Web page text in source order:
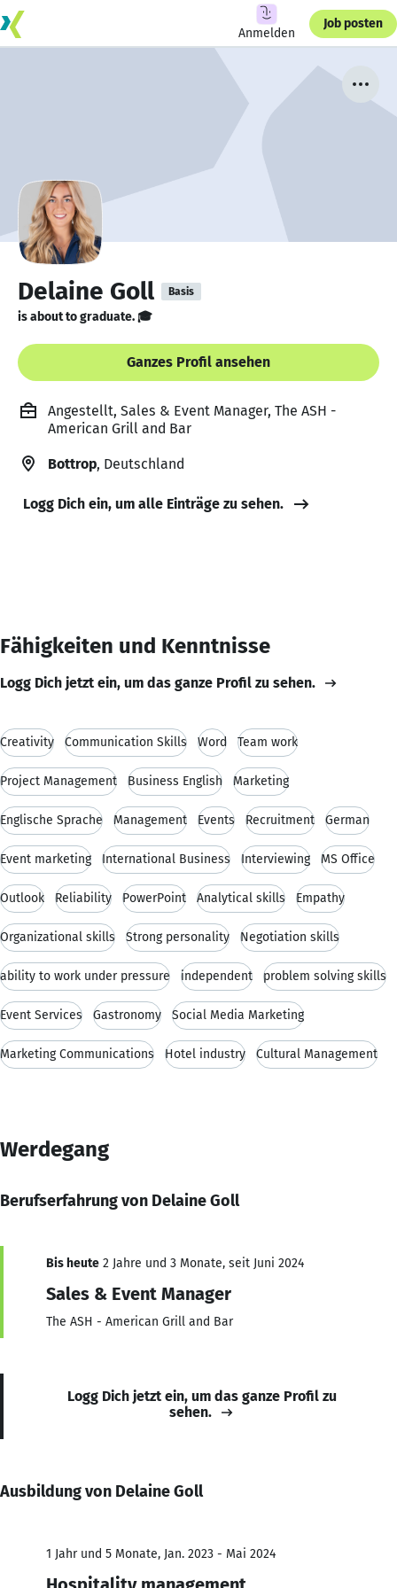
Anmelden
Job posten
Delaine Goll Basis
is about to graduate. 🎓
Ganzes Profil ansehen
Angestellt, Sales & Event Manager, The ASH -
American Grill and Bar
Bottrop, Deutschland
Logg Dich ein, um alle Einträge zu sehen.
Fähigkeiten und Kenntnisse
Logg Dich jetzt ein, um das ganze Profil zu sehen.
Creativity Communication Skills Word Team work
Project Management Business English Marketing
Englische Sprache Management Events Recruitment German
Event marketing International Business Interviewing MS Office
Outlook Reliability PowerPoint Analytical skills Empathy
Organizational skills Strong personality Negotiation skills
ability to work under pressure independent problem solving skills
Event Services Gastronomy Social Media Marketing
Marketing Communications Hotel industry Cultural Management
Werdegang
Berufserfahrung von Delaine Goll
Bis heute 2 Jahre und 3 Monate, seit Juni 2024
Sales & Event Manager
The ASH - American Grill and Bar
Logg Dich jetzt ein, um das ganze Profil zu
sehen.
Ausbildung von Delaine Goll
1 Jahr und 5 Monate, Jan. 2023 - Mai 2024